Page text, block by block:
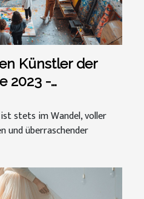
Künstler der
2023 -
Insider-Tipps
stets im Wandel, voller
und überraschender